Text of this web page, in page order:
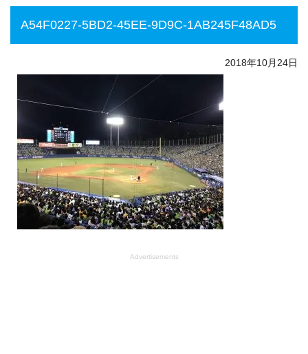
A54F0227-5BD2-45EE-9D9C-1AB245F48AD5
2018年10月24日
Advertisements